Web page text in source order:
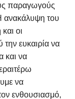
παραγωγούς
ανακάλυψη του
οι
ευκαιρία να
και να
να
ενθουσιασμό,